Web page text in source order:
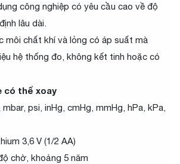
công nghiệp có yêu cầu cao về độ
lâu dài.
môi chất khí và lỏng có áp suất mà
hệ thống đo, không kết tinh hoặc có
có thể xoay
psi, inHg, cmHg, mmHg, hPa, kPa,
3,6 V (1/2 AA)
chờ, khoảng 5 năm